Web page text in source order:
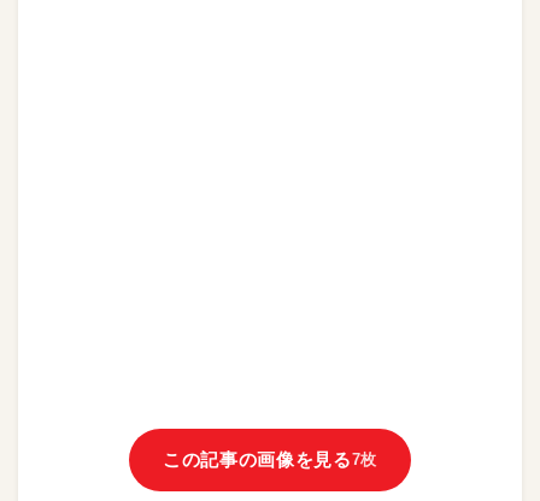
この記事の画像を見る7枚